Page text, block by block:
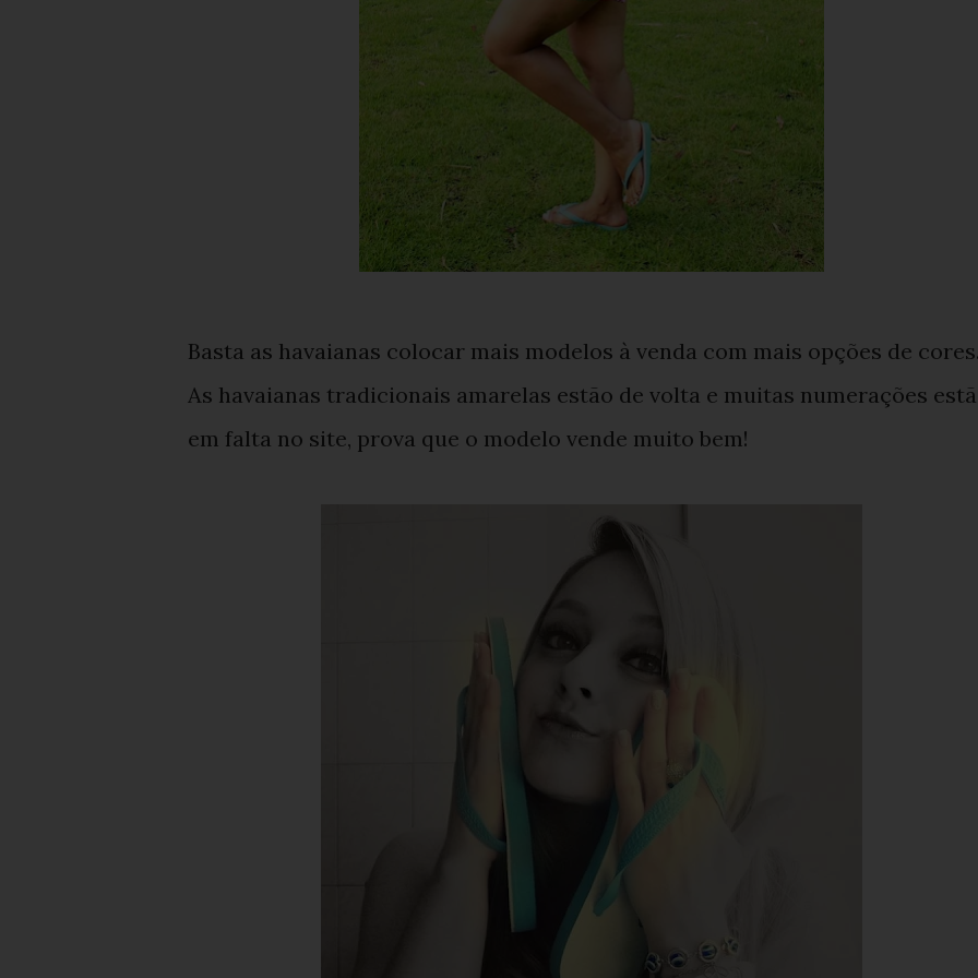
Basta as havaianas colocar mais modelos à venda com mais opções de
As havaianas tradicionais amarelas estão de volta e muitas numerações
em falta no site, prova que o modelo vende muito bem!